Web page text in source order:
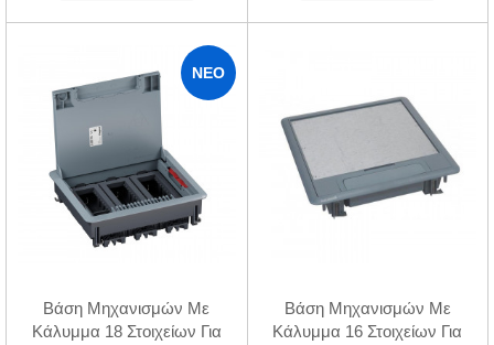
ΝΈΟ
Βάση Μηχανισμών Με
Κάλυμμα 18 Στοιχείων Για
Βάση Μηχανισμών Με
Κάλυμμα 16 Στοιχείων Για